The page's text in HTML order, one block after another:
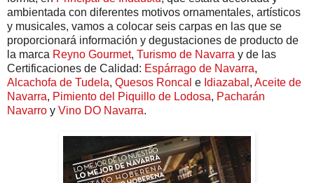
ambientada con diferentes motivos ornamentales, artísticos
y musicales, vamos a colocar seis carpas en las que se
proporcionará información y degustaciones de producto de
la marca Reyno Gourmet, Turismo de Navarra y de las
Certificaciones de Calidad: Espárrago de Navarra,
Alcachofa de Tudela, Quesos Roncal e Idiazabal , Aceite de
Navarra, Pimiento del Piquillo de Lodosa, Pacharán
Navarro y Vino DO Navarra.